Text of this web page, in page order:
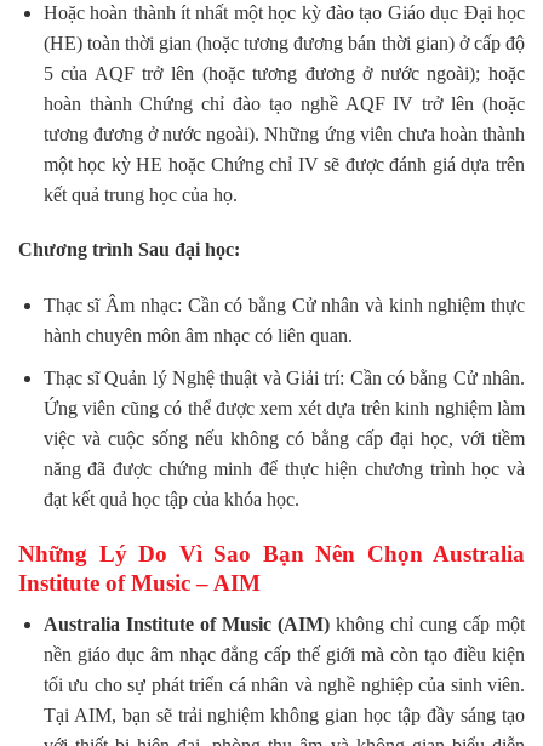
Hoặc hoàn thành ít nhất một học kỳ đào tạo Giáo dục Đại học
(HE) toàn thời gian (hoặc tương đương bán thời gian) ở cấp độ
5 của AQF trở lên (hoặc tương đương ở nước ngoài); hoặc
hoàn thành Chứng chỉ đào tạo nghề AQF IV trở lên (hoặc
tương đương ở nước ngoài). Những ứng viên chưa hoàn thành
một học kỳ HE hoặc Chứng chỉ IV sẽ được đánh giá dựa trên
kết quả trung học của họ.
Chương trình Sau đại học:
Thạc sĩ Âm nhạc: Cần có bằng Cử nhân và kinh nghiệm thực
hành chuyên môn âm nhạc có liên quan.
Thạc sĩ Quản lý Nghệ thuật và Giải trí: Cần có bằng Cử nhân.
Ứng viên cũng có thể được xem xét dựa trên kinh nghiệm làm
việc và cuộc sống nếu không có bằng cấp đại học, với tiềm
năng đã được chứng minh để thực hiện chương trình học và
đạt kết quả học tập của khóa học.
Những Lý Do Vì Sao Bạn Nên Chọn Australia
Institute of Music – AIM
Australia Institute of Music (AIM)không chỉ cung cấp một
nền giáo dục âm nhạc đẳng cấp thế giới mà còn tạo điều kiện
tối ưu cho sự phát triển cá nhân và nghề nghiệp của sinh viên.
Tại AIM, bạn sẽ trải nghiệm không gian học tập đầy sáng tạo